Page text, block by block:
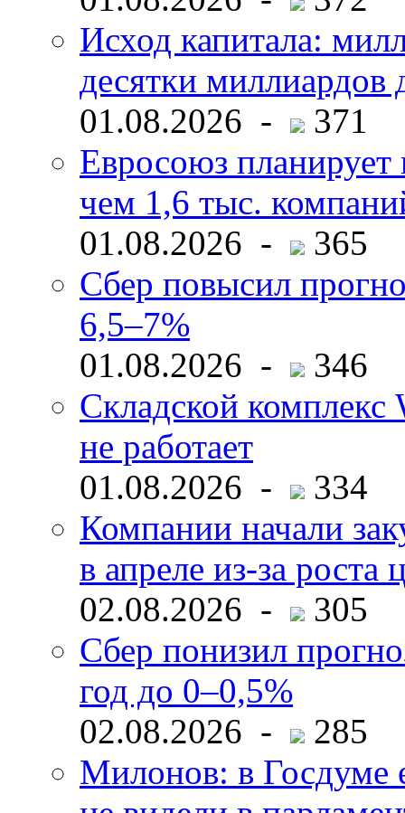
Исход капитала:
десятки миллиардов
01.08.2026 -
371
Евросоюз планирует
чем 1,6 тыс.
01.08.2026 -
365
Сбер повысил
6,5–7%
01.08.2026 -
346
Складской комплекс
не работает
01.08.2026 -
334
Компании начали
в апреле из-за роста
02.08.2026 -
305
Сбер понизил
год до 0–0,5%
02.08.2026 -
285
Милонов: в Госдуме